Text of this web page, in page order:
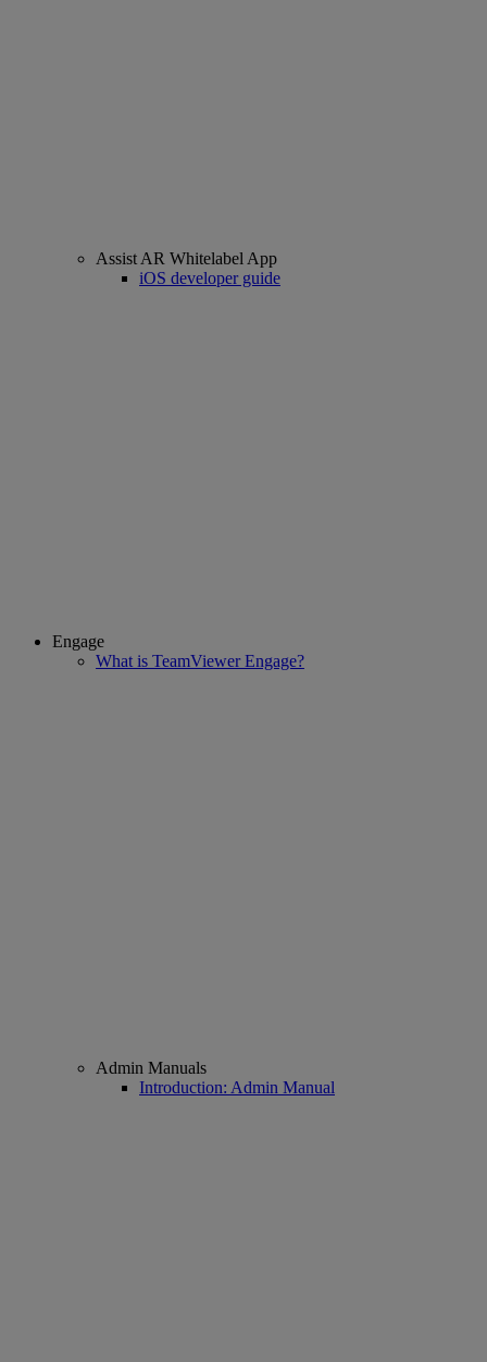
Assist AR Whitelabel App
iOS developer guide
Engage
What is TeamViewer Engage?
Admin Manuals
Introduction: Admin Manual